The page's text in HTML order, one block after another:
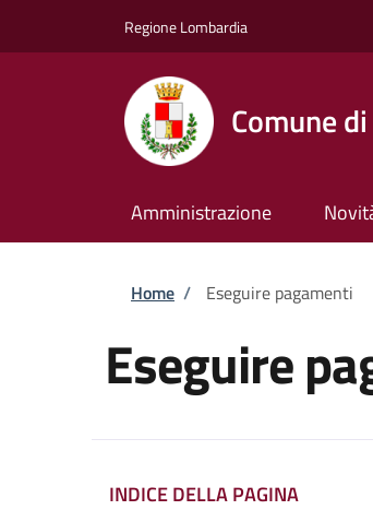
Regione Lombardia
Comune
Amministrazione
Briciole di
Home / Eseguire pagamenti
Eseguire
INDICE DELLA PAGINA